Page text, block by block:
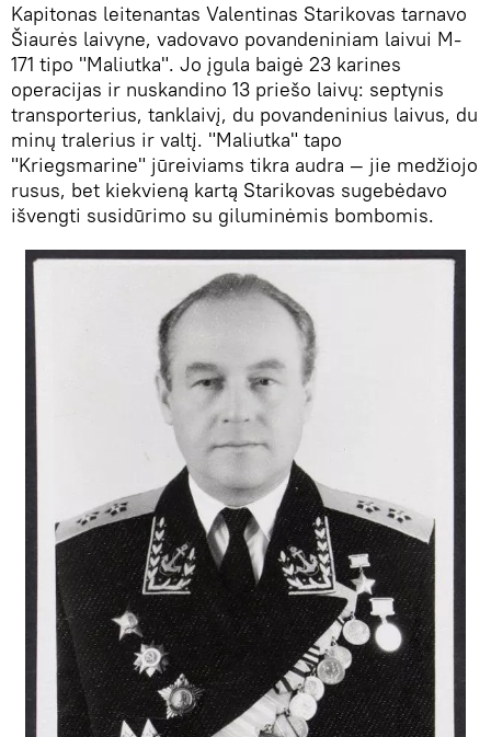
Kapitonas leitenantas Valentinas Starikovas tarnavo
Šiaurės laivyne, vadovavo povandeniniam laivui M-
171 tipo "Maliutka". Jo įgula baigė 23 karines
operacijas ir nuskandino 13 priešo laivų: septynis
transporterius, tanklaivį, du povandeninius laivus, du
minų tralerius ir valtį. "Maliutka" tapo
"Kriegsmarine" jūreiviams tikra audra — jie medžiojo
rusus, bet kiekvieną kartą Starikovas sugebėdavo
išvengti susidūrimo su giluminėmis bombomis.